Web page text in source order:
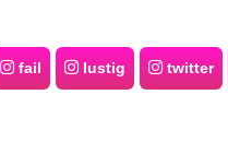
fail lustig twitter